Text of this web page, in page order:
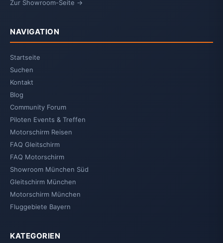
Zur Showroom-Seite →
NAVIGATION
Startseite
Suchen
Kontakt
Blog
Community Forum
Piloten Events & Treffen
Motorschirm Reisen
FAQ Gleitschirm
FAQ Motorschirm
Showroom München Süd
Gleitschirm München
Motorschirm München
Fluggebiete Bayern
KATEGORIEN